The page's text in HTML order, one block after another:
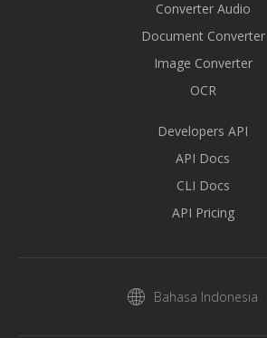
Converter Audio
Document Converter
Image Converter
OCR
Developers API
API Docs
CLI Docs
API Pricing
Bahasa Indonesia